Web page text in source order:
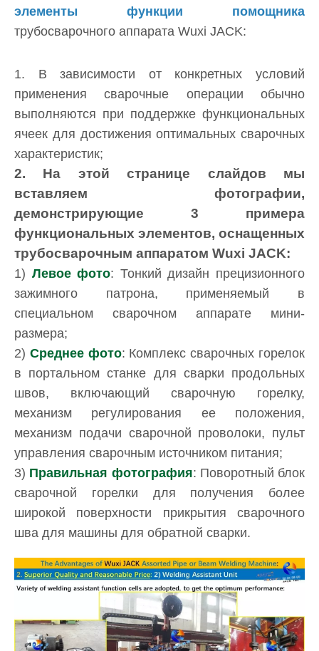
элементы функции помощника
трубосварочного аппарата Wuxi JACK:
1. В зависимости от конкретных условий
применения сварочные операции обычно
выполняются при поддержке функциональных
ячеек для достижения оптимальных сварочных
характеристик;
2. На этой странице слайдов мы
вставляем фотографии,
демонстрирующие 3 примера
функциональных элементов, оснащенных
трубосварочным аппаратом Wuxi JACK:
1) Левое фото: Тонкий дизайн прецизионного
зажимного патрона, применяемый в
специальном сварочном аппарате мини-
размера;
2) Среднее фото: Комплекс сварочных горелок
в портальном станке для сварки продольных
швов, включающий сварочную горелку,
механизм регулирования ее положения,
механизм подачи сварочной проволоки, пульт
управления сварочным источником питания;
3) Правильная фотография: Поворотный блок
сварочной горелки для получения более
широкой поверхности прикрытия сварочного
шва для машины для обратной сварки.